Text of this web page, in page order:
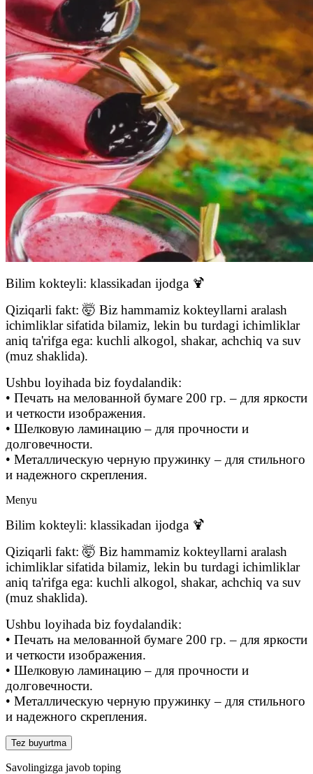
Bilim kokteyli: klassikadan ijodga 🍹
Qiziqarli fakt: 🤯 Biz hammamiz kokteyllarni aralash
ichimliklar sifatida bilamiz, lekin bu turdagi ichimliklar
aniq ta'rifga ega: kuchli alkogol, shakar, achchiq va suv
(muz shaklida).
Ushbu loyihada biz foydalandik:
• Печать на мелованной бумаге 200 гр. – для яркости
и четкости изображения.
• Шелковую ламинацию – для прочности и
долговечности.
• Металлическую черную пружинку – для стильного
и надежного скрепления.
Menyu
Bilim kokteyli: klassikadan ijodga 🍹
Qiziqarli fakt: 🤯 Biz hammamiz kokteyllarni aralash
ichimliklar sifatida bilamiz, lekin bu turdagi ichimliklar
aniq ta'rifga ega: kuchli alkogol, shakar, achchiq va suv
(muz shaklida).
Ushbu loyihada biz foydalandik:
• Печать на мелованной бумаге 200 гр. – для яркости
и четкости изображения.
• Шелковую ламинацию – для прочности и
долговечности.
• Металлическую черную пружинку – для стильного
и надежного скрепления.
Tez buyurtma
Savolingizga javob toping